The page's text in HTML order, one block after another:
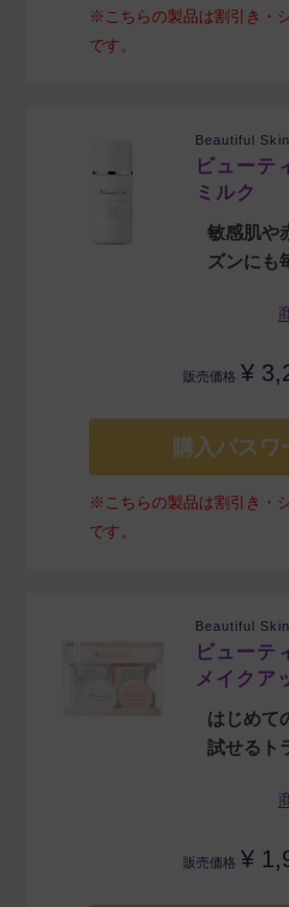
※こちらの製品は割引き・
です。
Beautiful Skin
ビューテ
ミルク
敏感肌や
ズンにも
販売価格 ¥
購入パスワ
※こちらの製品は割引き・
です。
Beautiful Skin
ビューテ
メイクア
はじめて
試せるト
販売価格 ¥